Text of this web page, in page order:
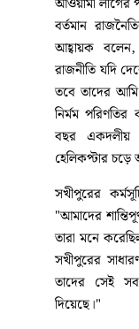
আওয়ামী লীগের
বর্তমান
আহ্বায়ক
রাজনীতি যদি
তবে তাদের আমি
নির্মম
বছর একদলীয়
হেলিকপ্টার চড়ে
সখীপুরের
"আমাদের
তারা মনে
সখীপুরের
তাদের সেই
দিয়েছে।"